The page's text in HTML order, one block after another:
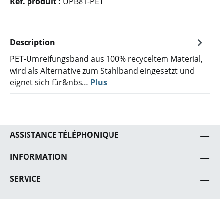
Description
PET-Umreifungsband aus 100% recyceltem Material,
wird als Alternative zum Stahlband eingesetzt und
eignet sich für&nbs… Plus
ASSISTANCE TÉLÉPHONIQUE
INFORMATION
SERVICE